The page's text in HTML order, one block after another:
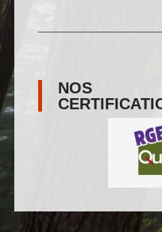
NOS